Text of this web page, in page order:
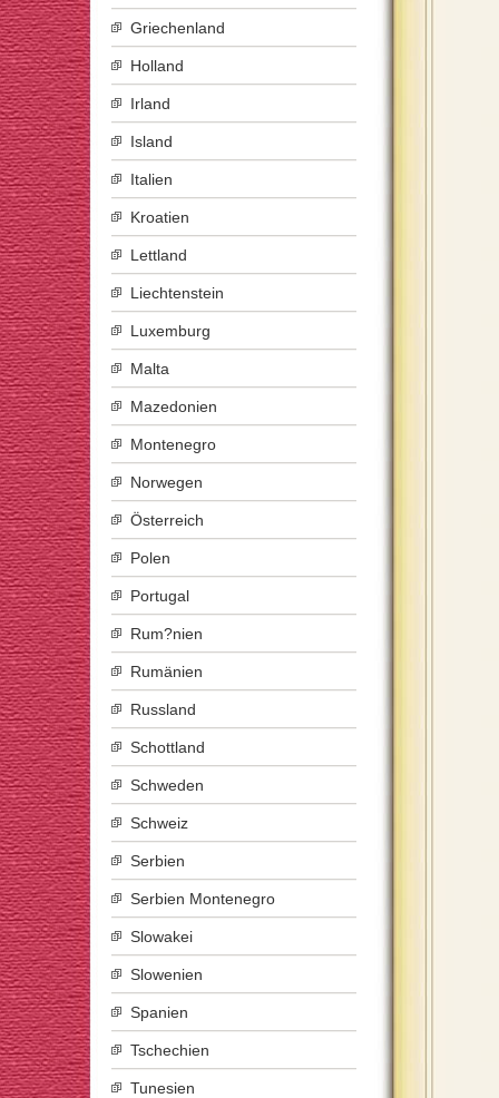
Griechenland
Holland
Irland
Island
Italien
Kroatien
Lettland
Liechtenstein
Luxemburg
Malta
Mazedonien
Montenegro
Norwegen
Österreich
Polen
Portugal
Rum?nien
Rumänien
Russland
Schottland
Schweden
Schweiz
Serbien
Serbien Montenegro
Slowakei
Slowenien
Spanien
Tschechien
Tunesien